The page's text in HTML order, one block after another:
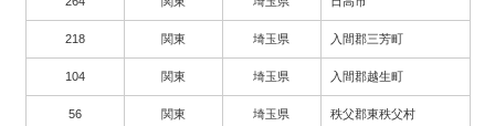
218 関東 埼玉県 入間郡三芳町
104 関東 埼玉県 入間郡越生町
56 関東 埼玉県 秩父郡東秩父村